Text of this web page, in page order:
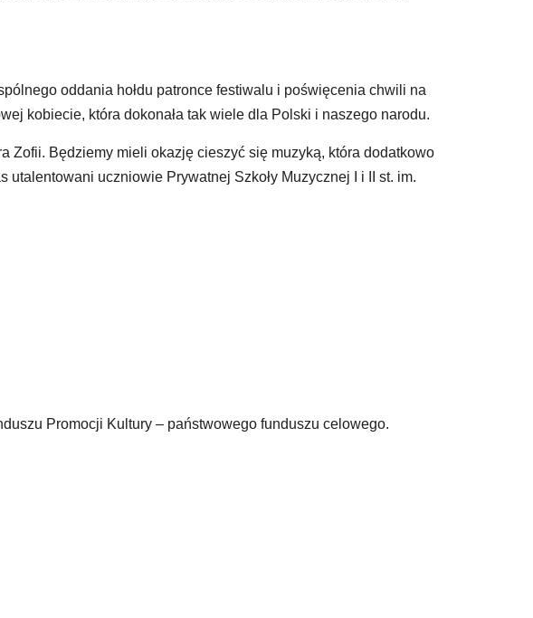
oddania hołdu patronce festiwalu i poświęcenia chwili na
kobiecie, która dokonała tak wiele dla Polski i naszego narodu.
Zofii. Będziemy mieli okazję cieszyć się muzyką, która dodatkowo
uczniowie Prywatnej Szkoły Muzycznej I i II st. im.
Promocji Kultury – państwowego funduszu celowego.